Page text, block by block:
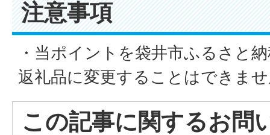
注意事項
・当ポイントを袋井市ふるさと
返礼品に変更することはできま
この記事に関するお問